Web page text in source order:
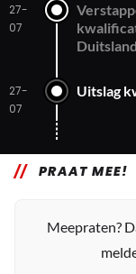
27-
07
Duitsland
27-
07
Uitslag
PRAAT MEE!
Meepraten?